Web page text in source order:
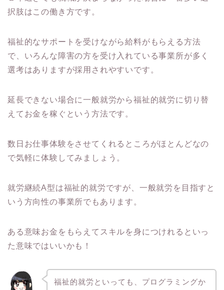
択肢はこの働き方です。
福祉的なサポートを受けながら給料がもらえる方法
で、いろんな障害の方を受け入れている事業所が多く
選考はありますが採用されやすいです。
延長できない場合に一般就労から福祉的就労に切り替
えてお金を稼ぐという方法です。
数日お仕事体験をさせてくれるところがほとんどなの
で気軽に体験してみましょう。
就労継続A型は福祉的就労ですが、一般就労を目指すと
いう方向性の事業所でもあります。
ある意味お金をもらえてスキルを身につけれるといっ
た意味ではいいかも！
福祉的就労といっても、プログラミングか